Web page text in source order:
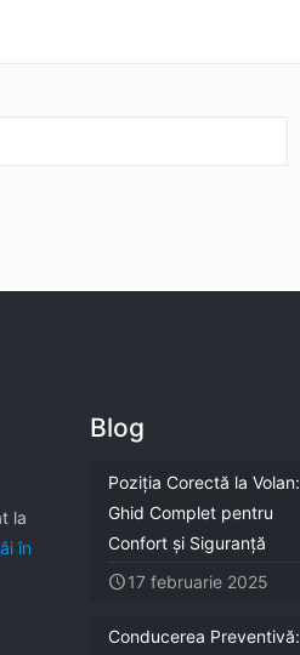
la
în
Blog
Poziția Corectă la Volan:
Ghid Complet pentru
Confort și Siguranță
17 februarie 2025
Conducerea Preventivă: